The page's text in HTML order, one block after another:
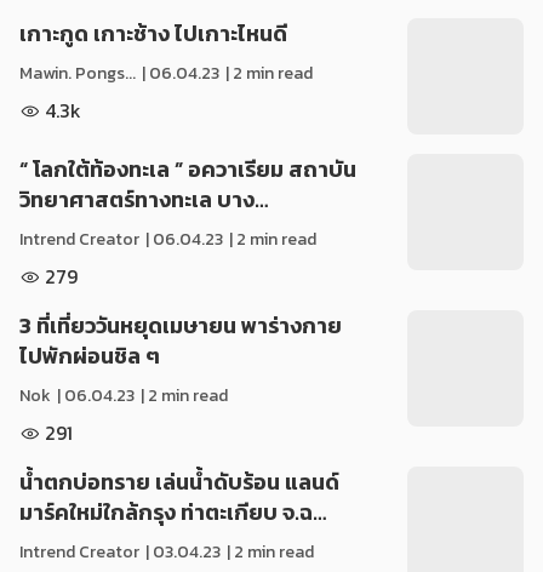
เกาะกูด เกาะช้าง ไปเกาะไหนดี
Mawin. Pongs... |06.04.23 | 2 min read
4.3k
“ โลกใต้ท้องทะเล ” อควาเรียม สถาบัน
วิทยาศาสตร์ทางทะเล บาง…
Intrend Creator |06.04.23 | 2 min read
279
3 ที่เที่ยววันหยุดเมษายน พาร่างกาย
ไปพักผ่อนชิล ๆ
Nok |06.04.23 | 2 min read
291
น้ำตกบ่อทราย เล่นน้ำดับร้อน แลนด์
มาร์คใหม่ใกล้กรุง ท่าตะเกียบ จ.ฉ…
Intrend Creator |03.04.23 | 2 min read